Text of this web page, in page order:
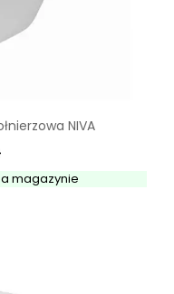
NIVA
magazynie